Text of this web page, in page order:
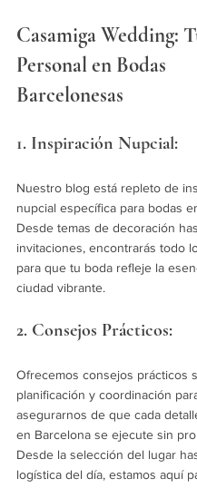
Casamiga Wedding:
Personal en Bodas
Barcelonesas
1. Inspiración Nupcial:
Nuestro blog está repleto de
nupcial específica para bodas
Desde temas de decoración
invitaciones, encontrarás todo
para que tu boda refleje la
ciudad vibrante.
2. Consejos Prácticos:
Ofrecemos consejos prácticos
planificación y coordinación
asegurarnos de que cada
en Barcelona se ejecute sin
Desde la selección del lugar
logística del día, estamos aquí